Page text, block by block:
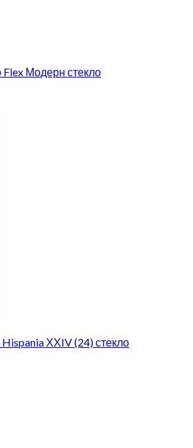
Модерн стекло
ХХIV (24) стекло